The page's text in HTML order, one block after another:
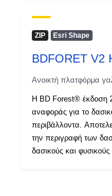
representació vectorial
s'acompanya
ZIP Esri Shape
BDFORET V2
Ανοικτή πλατφόρμα
Η BD Forest® έκδοση
αναφοράς για το
περιβάλλοντα.
την περιγραφή των
δασικούς και